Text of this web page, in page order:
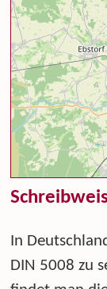
In
DIN 5008 zu